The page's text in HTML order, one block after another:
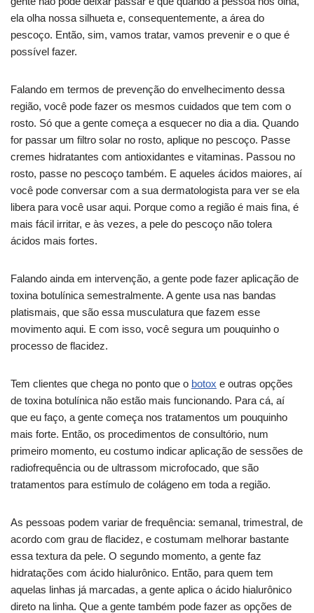
ela olha nossa silhueta e, consequentemente, a área do
pescoço. Então, sim, vamos tratar, vamos prevenir e o que é
possível fazer.
Falando em termos de prevenção do envelhecimento dessa
região, você pode fazer os mesmos cuidados que tem com o
rosto. Só que a gente começa a esquecer no dia a dia. Quando
for passar um filtro solar no rosto, aplique no pescoço. Passe
cremes hidratantes com antioxidantes e vitaminas. Passou no
rosto, passe no pescoço também. E aqueles ácidos maiores, aí
você pode conversar com a sua dermatologista para ver se ela
libera para você usar aqui. Porque como a região é mais fina, é
mais fácil irritar, e às vezes, a pele do pescoço não tolera
ácidos mais fortes.
Falando ainda em intervenção, a gente pode fazer aplicação de
toxina botulínica semestralmente. A gente usa nas bandas
platismais, que são essa musculatura que fazem esse
movimento aqui. E com isso, você segura um pouquinho o
processo de flacidez.
Tem clientes que chega no ponto que o botox e outras opções
de toxina botulínica não estão mais funcionando. Para cá, aí
que eu faço, a gente começa nos tratamentos um pouquinho
mais forte. Então, os procedimentos de consultório, num
primeiro momento, eu costumo indicar aplicação de sessões de
radiofrequência ou de ultrassom microfocado, que são
tratamentos para estímulo de colágeno em toda a região.
As pessoas podem variar de frequência: semanal, trimestral, de
acordo com grau de flacidez, e costumam melhorar bastante
essa textura da pele. O segundo momento, a gente faz
hidratações com ácido hialurônico. Então, para quem tem
aquelas linhas já marcadas, a gente aplica o ácido hialurônico
direto na linha. Que a gente também pode fazer as opções de